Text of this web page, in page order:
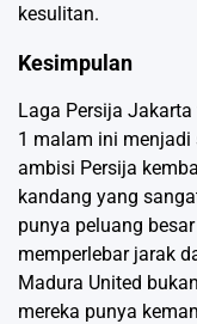
kesulitan.
Kesimpulan
Laga Persija
1 malam ini
ambisi Persija
kandang yang
punya peluang
memperlebar jarak
Madura United
mereka punya